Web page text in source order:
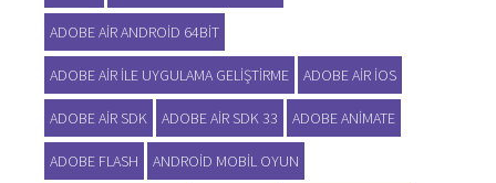
ADOBE AIR ANDROID 64BIT
ADOBE AIR ILE UYGULAMA GELIŞTIRME ADOBE AIR IOS
ADOBE AIR SDK ADOBE AIR SDK 33 ADOBE ANIMATE
ADOBE FLASH ANDROID MOBIL OYUN